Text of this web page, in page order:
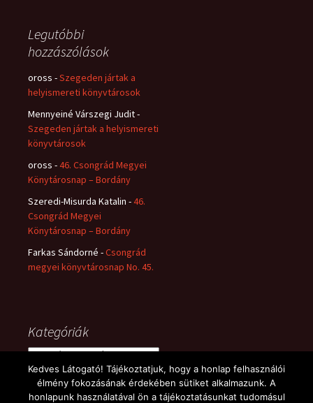
Legutóbbi
hozzászólások
oross -Szegeden jártak a
helyismereti könyvtárosok
Mennyeiné Várszegi Judit-
Szegeden jártak a helyismereti
könyvtárosok
oross -46. Csongrád Megyei
Könytárosnap – Bordány
Szeredi-Misurda Katalin -46.
Csongrád Megyei
Könytárosnap – Bordány
Farkas Sándorné -Csongrád
megyei könyvtárosnap No. 45.
Kategóriák
Kategóriák
Kedves Látogató! Tájékoztatjuk, hogy a honlap felhasználói
élmény fokozásának érdekében sütiket alkalmazunk. A
honlapunk használatával ön a tájékoztatásunkat tudomásul